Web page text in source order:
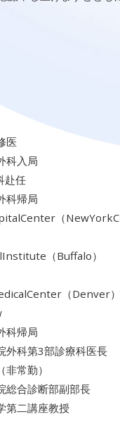
医
入局
任
帰局
（
（Buffalo）
（Denver）
帰局
科第3部診療科医長
常勤）
合診断部副部長
二講座教授